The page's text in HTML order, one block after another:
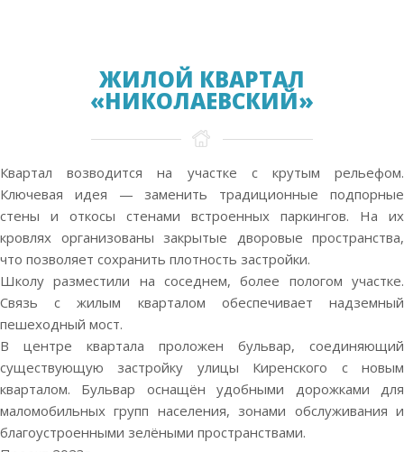
ЖИЛОЙ КВАРТАЛ
«НИКОЛАЕВСКИЙ»
Квартал возводится на участке с крутым рельефом.
Ключевая идея — заменить традиционные подпорные
стены и откосы стенами встроенных паркингов. На их
кровлях организованы закрытые дворовые пространства,
что позволяет сохранить плотность застройки.
Школу разместили на соседнем, более пологом участке.
Связь с жилым кварталом обеспечивает надземный
пешеходный мост.
В центре квартала проложен бульвар, соединяющий
существующую застройку улицы Киренского с новым
кварталом. Бульвар оснащён удобными дорожками для
маломобильных групп населения, зонами обслуживания и
благоустроенными зелёными пространствами.